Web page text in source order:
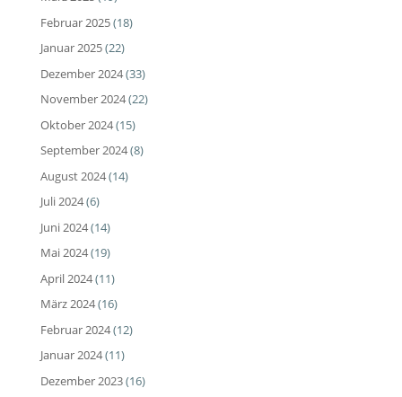
Februar 2025(18)
Januar 2025(22)
Dezember 2024(33)
November 2024(22)
Oktober 2024(15)
September 2024(8)
August 2024(14)
Juli 2024(6)
Juni 2024(14)
Mai 2024(19)
April 2024(11)
März 2024(16)
Februar 2024(12)
Januar 2024(11)
Dezember 2023(16)